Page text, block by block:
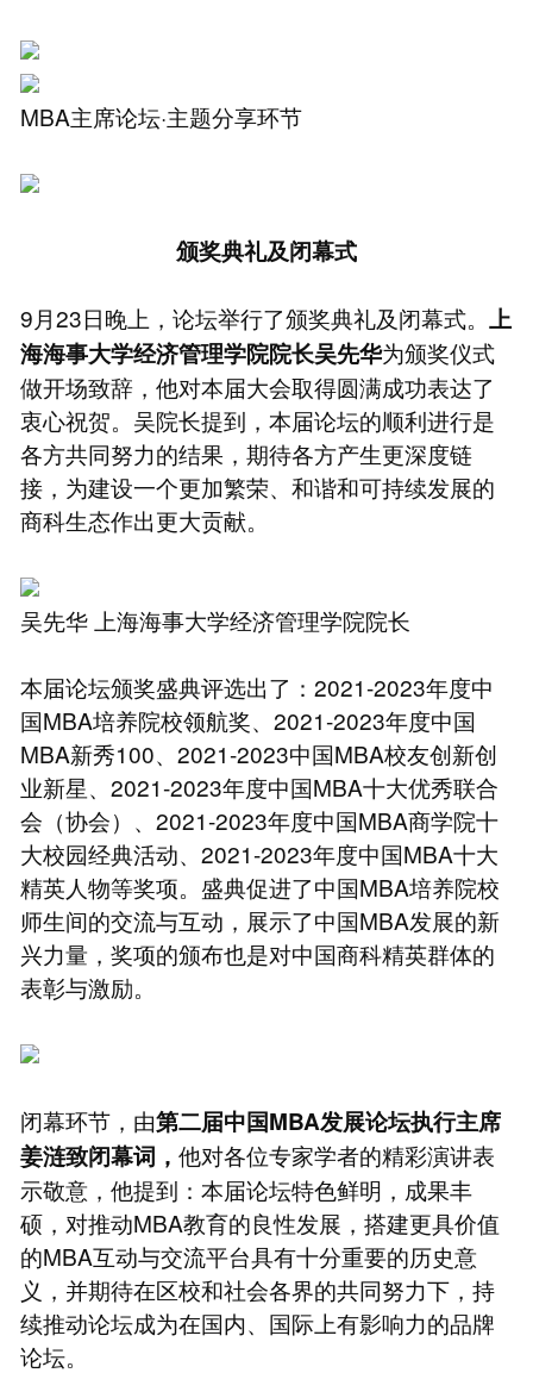
MBA主席论坛·主题分享环节
颁奖典礼及闭幕式
9月23日晚上，论坛举行了颁奖典礼及闭幕式。 上
海海事大学经济管理学院院长吴先华为颁奖仪式
做开场致辞，他对本届大会取得圆满成功表达了
衷心祝贺。吴院长提到，本届论坛的顺利进行是
各方共同努力的结果，期待各方产生更深度链
接，为建设一个更加繁荣、和谐和可持续发展的
商科生态作出更大贡献。
吴先华 上海海事大学经济管理学院院长
本届论坛颁奖盛典评选出了：2021-2023年度中
国MBA培养院校领航奖、2021-2023年度中国
MBA新秀100、2021-2023中国MBA校友创新创
业新星、2021-2023年度中国MBA十大优秀联合
会（协会）、2021-2023年度中国MBA商学院十
大校园经典活动、2021-2023年度中国MBA十大
精英人物等奖项。盛典促进了中国MBA培养院校
师生间的交流与互动，展示了中国MBA发展的新
兴力量，奖项的颁布也是对中国商科精英群体的
表彰与激励。
闭幕环节，由第二届中国MBA发展论坛执行主席
姜涟致闭幕词， 他对各位专家学者的精彩演讲表
示敬意，他提到：本届论坛特色鲜明，成果丰
硕，对推动MBA教育的良性发展，搭建更具价值
的MBA互动与交流平台具有十分重要的历史意
义，并期待在区校和社会各界的共同努力下，持
续推动论坛成为在国内、国际上有影响力的品牌
论坛。